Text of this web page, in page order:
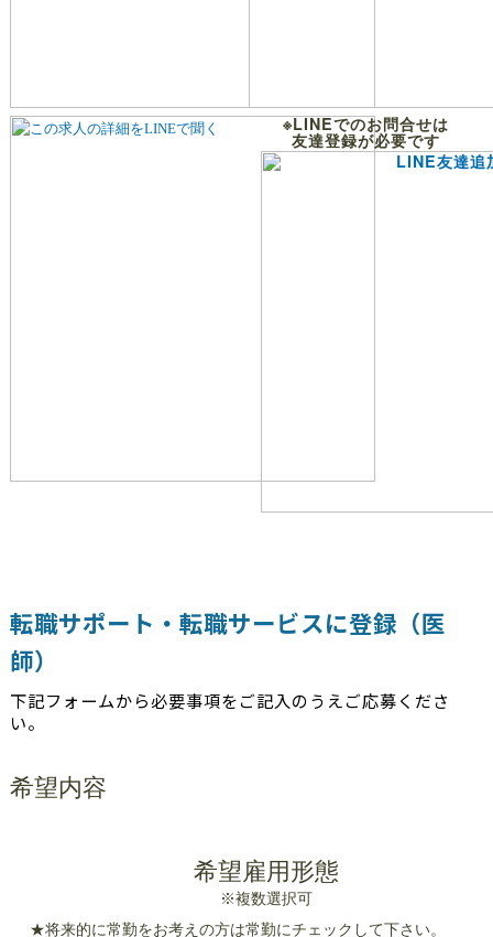
※LINEでのお問合せは
友達登録が必要です
転職サポート・転職サービスに登録（医
師）
下記フォームから必要事項をご記入のうえご応募くださ
い。
希望内容
希望雇用形態
※複数選択可
★将来的に常勤をお考えの方は常勤にチェックして下さい。